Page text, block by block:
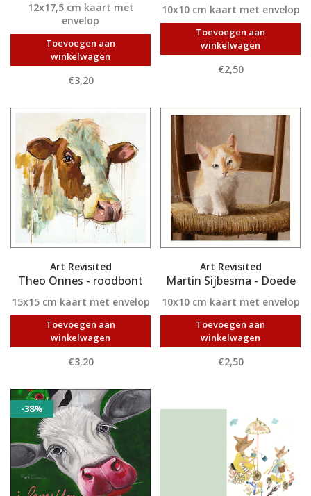
12x17,5 cm kaart met
envelop
Toevoegen aan
winkelwagen
€3,20
10x10 cm kaart met envelop
Toevoegen aan
winkelwagen
€2,50
Art Revisited
Theo Onnes - roodbont
15x15 cm kaart met envelop
Toevoegen aan
winkelwagen
€3,20
Art Revisited
Martin Sijbesma - Doede
10x10 cm kaart met envelop
Toevoegen aan
winkelwagen
€2,50
-38%